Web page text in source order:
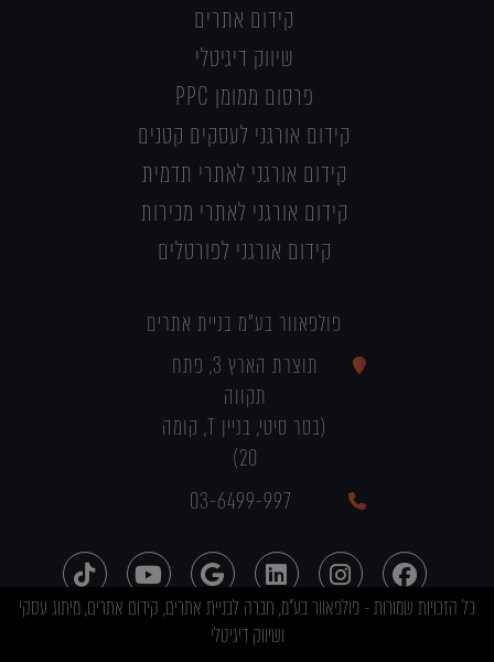
קידום אתרים
שיווק דיגיטלי
פרסום ממומן PPC
קידום אורגני לעסקים קטנים
קידום אורגני לאתרי תדמית
קידום אורגני לאתרי מכירות
קידום אורגני לפורטלים
פולפאוור בע"מ בניית אתרים
תוצרת הארץ 3, פתח
תקווה
(בסר סיטי, בניין T, קומה
20)
03-6499-997
כל הזכויות שמורות - פולפאוור בע"מ, חברה לבניית אתרים, קידום אתרים, מיתוג עסקי
ושיווק דיגיטלי